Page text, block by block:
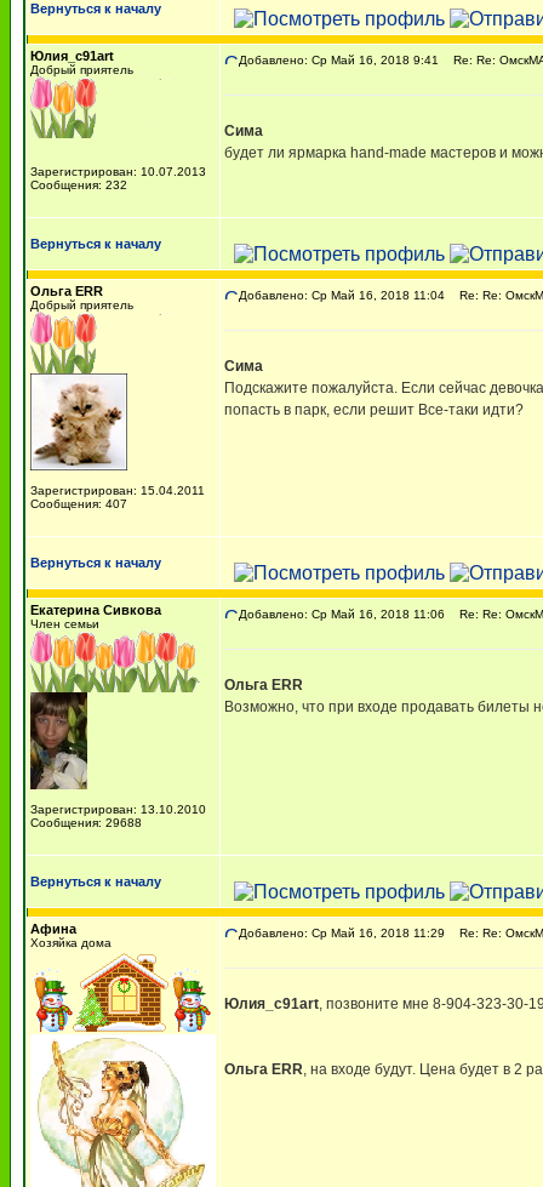
Вернуться к началу
Юлия_c91art
Добрый приятель
Зарегистрирован: 10.07.2013
Сообщения: 232
Добавлено: Ср Май 16, 2018 9:41 Re: Re:
Сима
будет ли ярмарка hand-made мастеров и
Вернуться к началу
Ольга ERR
Добрый приятель
Зарегистрирован: 15.04.2011
Сообщения: 407
Добавлено: Ср Май 16, 2018 11:04 Re: Re:
Сима
Подскажите пожалуйста. Если сейчас
попасть в парк, если решит Все-таки идти?
Вернуться к началу
Екатерина Сивкова
Член семьи
Зарегистрирован: 13.10.2010
Сообщения: 29688
Добавлено: Ср Май 16, 2018 11:06 Re: Re:
Ольга ERR
Возможно, что при входе продавать билеты
Вернуться к началу
Афина
Хозяйка дома
Добавлено: Ср Май 16, 2018 11:29 Re: Re:
Юлия_c91art, позвоните мне 8-904-323-30-
Ольга ERR, на входе будут. Цена будет в 2